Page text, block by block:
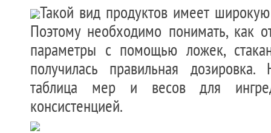
Такой вид продуктов имеет
Поэтому необходимо понимать, как
параметры с помощью ложек,
получилась правильная дозировка.
таблица мер и весов для
консистенцией.